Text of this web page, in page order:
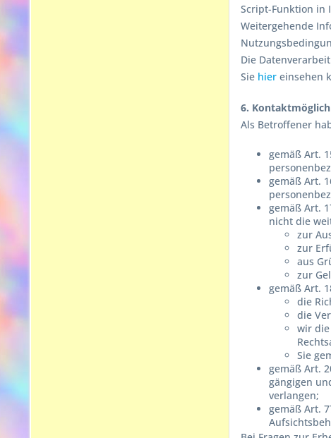
Script-Funktion in
Weitergehende
Die
Sie hier einsehen
6.
Als Betroffener
gemäß Art.
gemäß Art.
gemäß Art.
nicht die
zur
zur
aus
zur
gemäß Art.
die
die
wir
Sie
gemäß Art.
gängigen
verlangen;
gemäß Art.